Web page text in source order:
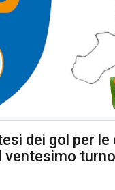
dei gol per le
ventesimo turno